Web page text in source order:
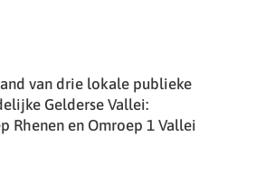
van drie lokale publieke
Gelderse Vallei:
Rhenen en Omroep 1 Vallei